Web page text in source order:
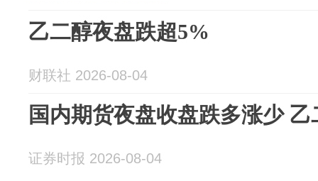
乙二醇夜盘跌超5%
财联社 2026-08-04
国内期货夜盘收盘跌多涨少
证券时报 2026-08-04